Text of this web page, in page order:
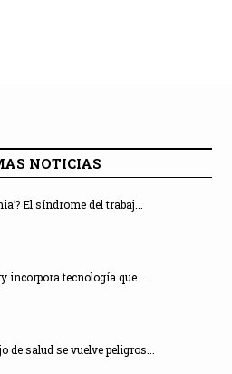
NOTICIAS
El síndrome del trabaj...
incorpora tecnología que ...
de salud se vuelve peligros...